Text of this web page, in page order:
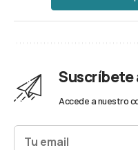
Suscríbete
Accede a nuestro